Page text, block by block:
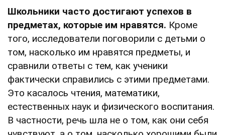
Школьники часто достигают успехов в
предметах, которые им нравятся. Кроме
того, исследователи поговорили с детьми о
том, насколько им нравятся предметы, и
сравнили ответы с тем, как ученики
фактически справились с этими предметами.
Это касалось чтения, математики,
естественных наук и физического воспитания.
В частности, речь шла не о том, как они себя